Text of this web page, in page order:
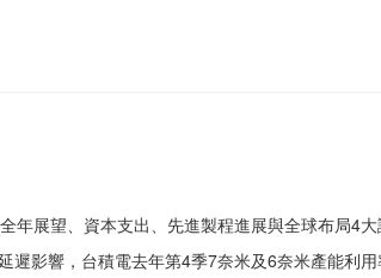
展望、資本支出、先進製程進展與全球布局4大
影響，台積電去年第4季7奈米及6奈米產能利